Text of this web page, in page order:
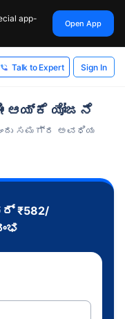
app-
Open App
Talk to Expert Sign In
ಆಯ್ಕೆ ಯೋಜನೆ
ಒಂದು ಸಮಗ್ರ ಅವಧಿಯ
₹582/